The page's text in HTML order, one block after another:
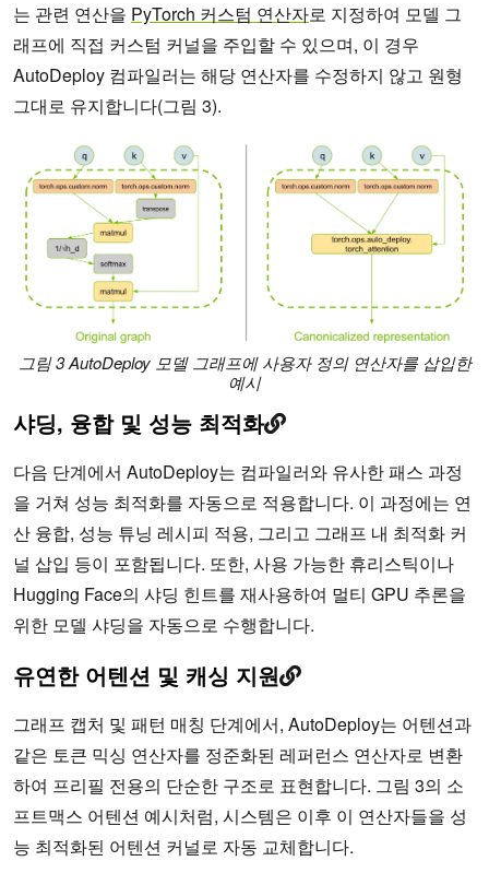
는 관련 연산을 PyTorch 커스텀 연산자로 지정하여 모델 그
래프에 직접 커스텀 커널을 주입할 수 있으며, 이 경우
AutoDeploy 컴파일러는 해당 연산자를 수정하지 않고 원형
그대로 유지합니다(그림 3).
그림 3 AutoDeploy 모델 그래프에 사용자 정의 연산자를 삽입한
예시
샤딩, 융합 및 성능 최적화
다음 단계에서 AutoDeploy는 컴파일러와 유사한 패스 과정
을 거쳐 성능 최적화를 자동으로 적용합니다. 이 과정에는 연
산 융합, 성능 튜닝 레시피 적용, 그리고 그래프 내 최적화 커
널 삽입 등이 포함됩니다. 또한, 사용 가능한 휴리스틱이나
Hugging Face의 샤딩 힌트를 재사용하여 멀티 GPU 추론을
위한 모델 샤딩을 자동으로 수행합니다.
유연한 어텐션 및 캐싱 지원
그래프 캡처 및 패턴 매칭 단계에서, AutoDeploy는 어텐션과
같은 토큰 믹싱 연산자를 정준화된 레퍼런스 연산자로 변환
하여 프리필 전용의 단순한 구조로 표현합니다. 그림 3의 소
프트맥스 어텐션 예시처럼, 시스템은 이후 이 연산자들을 성
능 최적화된 어텐션 커널로 자동 교체합니다.